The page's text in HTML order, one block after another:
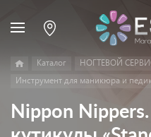
Каталог НОГТЕВОЙ
Инструмент для маникюра и
Nippon